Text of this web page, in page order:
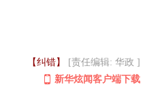
【纠错】
[责任编辑: 华政 ]
新华炫闻客户端下载